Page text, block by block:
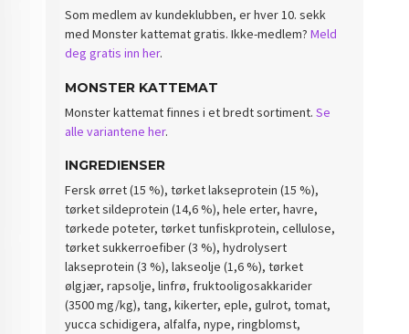
Som medlem av kundeklubben, er hver 10. sekk
med Monster kattemat gratis. Ikke-medlem?Meld
deg gratis inn her.
MONSTER KATTEMAT
Monster kattemat finnes i et bredt sortiment.Se
alle variantene her.
INGREDIENSER
Fersk ørret (15 %), tørket lakseprotein (15 %),
tørket sildeprotein (14,6 %), hele erter, havre,
tørkede poteter, tørket tunfiskprotein, cellulose,
tørket sukkerroefiber (3 %), hydrolysert
lakseprotein (3 %), lakseolje (1,6 %), tørket
ølgjær, rapsolje, linfrø, fruktooligosakkarider
(3500 mg/kg), tang, kikerter, eple, gulrot, tomat,
yucca schidigera, alfalfa, nype, ringblomst,